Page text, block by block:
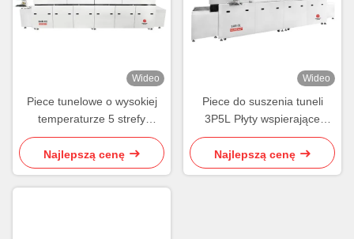
Wideo
Piece tunelowe o wysokiej
temperaturze 5 strefy
transportnik łańcuchowy
piece tunelowe przemysłowe
Najlepszą cenę
Wideo
Piece do suszenia tuneli
3P5L Płyty wspierające
łańcuch przenośny
Najlepszą cenę